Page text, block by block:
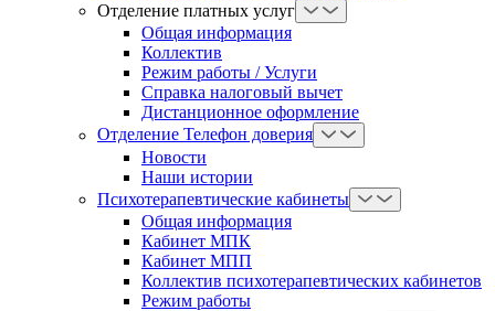
Отделение платных услуг
Общая информация
Коллектив
Режим работы / Услуги
Справка налоговый вычет
Дистанционное оформление
Отделение Телефон доверия
Новости
Наши истории
Психотерапевтические кабинеты
Общая информация
Кабинет МПК
Кабинет МПП
Коллектив психотерапевтических кабинетов
Режим работы